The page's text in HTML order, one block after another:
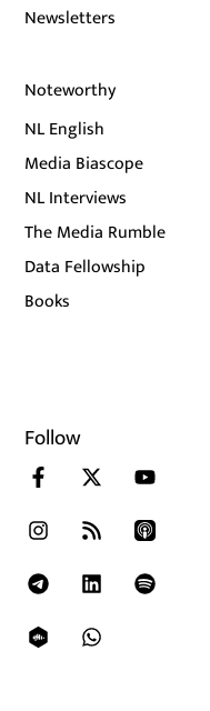
Newsletters
Noteworthy
NL English
Media Biascope
NL Interviews
The Media Rumble
Data Fellowship
Books
Follow